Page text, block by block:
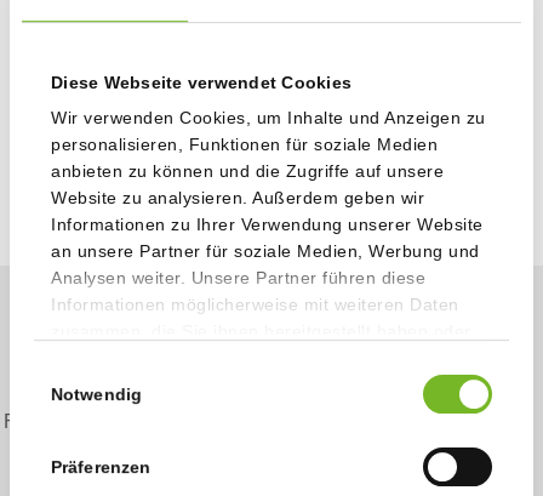
Diese Webseite verwendet Cookies
Wir verwenden Cookies, um Inhalte und Anzeigen zu
personalisieren, Funktionen für soziale Medien
anbieten zu können und die Zugriffe auf unsere
Website zu analysieren. Außerdem geben wir
Informationen zu Ihrer Verwendung unserer Website
an unsere Partner für soziale Medien, Werbung und
Analysen weiter. Unsere Partner führen diese
Informationen möglicherweise mit weiteren Daten
gesammelt haben.
Notwendig
Präferenzen
Wenn Sie einen Druckpartner suchen, der ein Höchstmaß
sind Sie bei Staudigl-Druck richtig.
Vereinbaren Sie einen Termin und lassen Sie sich von uns
beraten!
Zum Kontaktformular
Full Service Konzept Kontakt